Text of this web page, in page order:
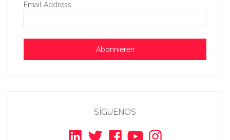
Email Address
Abonnieren
SÍGUENOS